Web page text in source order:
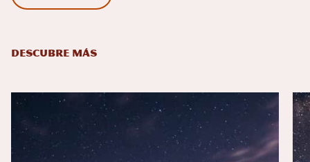
DESCUBRE MÁS